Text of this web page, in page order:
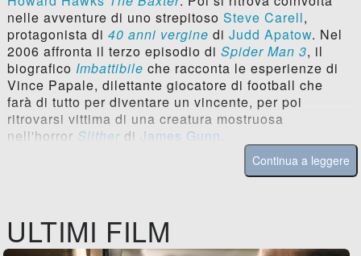
nelle avventure di uno strepitoso Steve Carell,
protagonista di 40 anni vergine di Judd Apatow. Nel
2006 affronta il terzo episodio di Spider Man 3, il
biografico Imbattibile che racconta le esperienze di
Vince Papale, dilettante giocatore di football che
farà di tutto per diventare un vincente, per poi
ritrovarsi vittima di una creatura mostruosa
nell'horror Slitherdi James Gunn
Continua a leggere
ULTIMI FILM